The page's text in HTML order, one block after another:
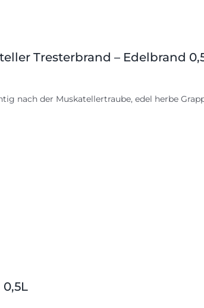
Tresterbrand – Edelbrand
nach der Muskatellertraube, edel herbe
0,5L